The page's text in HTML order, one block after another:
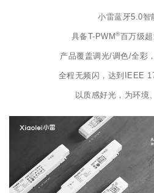
小雷蓝牙5.0智
具备T-PWM®百万级
产品覆盖调光/调色/全彩
全程无频闪，达到IEEE
以质感好光，为环境